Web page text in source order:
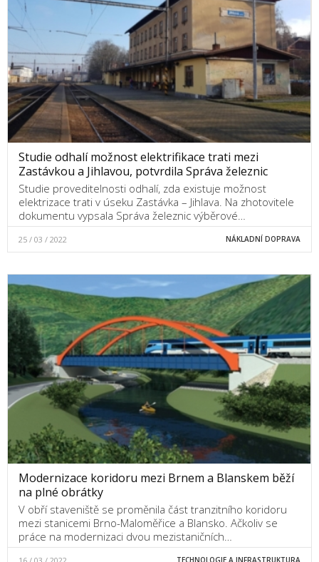
Studie odhalí možnost elektrifikace trati mezi
Zastávkou a Jihlavou, potvrdila Správa železnic
Studie proveditelnosti odhalí, zda existuje možnost
elektrizace trati v úseku Zastávka – Jihlava. Na zhotovitele
dokumentu vypsala Správa železnic výběrové…
25 / 03 / 2022 NÁKLADNÍ DOPRAVA
Modernizace koridoru mezi Brnem a Blanskem běží
na plné obrátky
V obří staveniště se proměnila část tranzitního koridoru
mezi stanicemi Brno-Maloměřice a Blansko. Ačkoliv se
práce na modernizaci dvou mezistaničních…
TECHNOLOGIE A INFRASTRUKTURA